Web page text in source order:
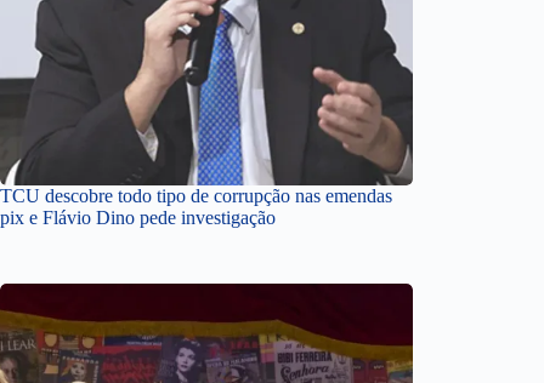
TCU descobre todo tipo de corrupção nas emendas
pix e Flávio Dino pede investigação